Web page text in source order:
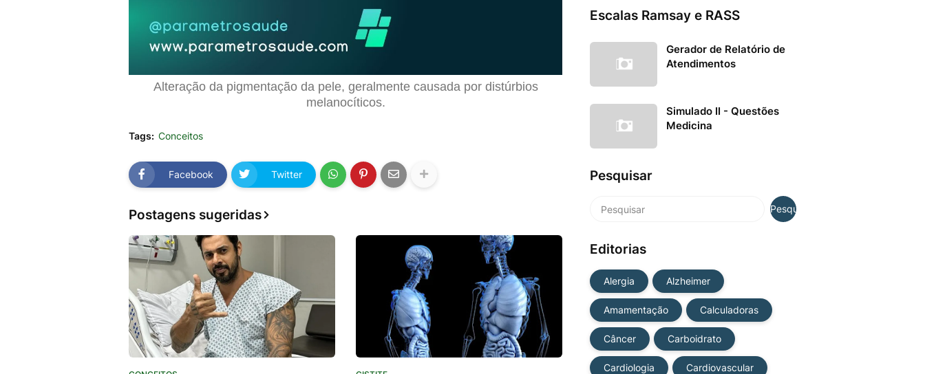
Alteração da pigmentação da pele, geralmente causada por distúrbios
melanocíticos.
Tags: Conceitos
Facebook Twitter
Postagens sugeridas
Escalas Ramsay e RASS
Gerador de Relatório de
Atendimentos
Simulado II - Questões
Medicina
Pesquisar
Editorias
Alergia Alzheimer
Amamentação Calculadoras
Câncer Carboidrato
Cardiologia Cardiovascular